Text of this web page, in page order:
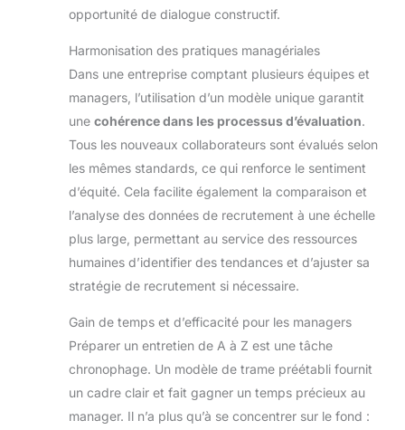
opportunité de dialogue constructif.
Harmonisation des pratiques managériales
Dans une entreprise comptant plusieurs équipes et
managers, l’utilisation d’un modèle unique garantit
une cohérence dans les processus d’évaluation.
Tous les nouveaux collaborateurs sont évalués selon
les mêmes standards, ce qui renforce le sentiment
d’équité. Cela facilite également la comparaison et
l’analyse des données de recrutement à une échelle
plus large, permettant au service des ressources
humaines d’identifier des tendances et d’ajuster sa
stratégie de recrutement si nécessaire.
Gain de temps et d’efficacité pour les managers
Préparer un entretien de A à Z est une tâche
chronophage. Un modèle de trame préétabli fournit
un cadre clair et fait gagner un temps précieux au
manager. Il n’a plus qu’à se concentrer sur le fond :